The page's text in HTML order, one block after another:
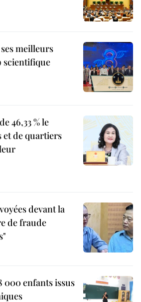
meilleurs
scientifique
46,33 % le
et de quartiers
devant la
de fraude
000 enfants issus